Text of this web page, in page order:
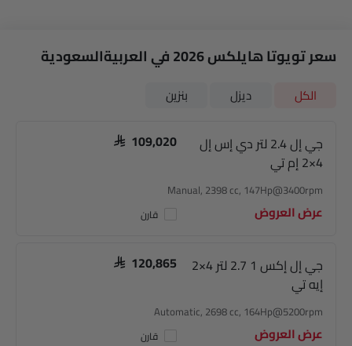
سعر تويوتا هايلكس 2026 في العربيةالسعودية
الكل ديزل بنزين
جي إل 2.4 لتر دي إس إل
4×2 إم تي
SAR 109,020
Manual, 2398 cc, 147Hp@3400rpm
عرض العروض قارن
جي إل إكس 1 2.7 لتر 4×2
إيه تي
SAR 120,865
Automatic, 2698 cc, 164Hp@5200rpm
عرض العروض قارن